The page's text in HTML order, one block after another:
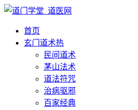
首页
玄门道术热
民间道术
茅山法术
道法符咒
治病驱邪
百家经典